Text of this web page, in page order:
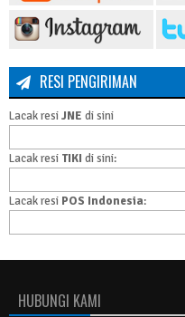
RESI PENGIRIMAN
Lacak resiJNE di sini
Lacak resi TIKI di sini:
Lacak resi POS Indonesia:
HUBUNGI KAMI